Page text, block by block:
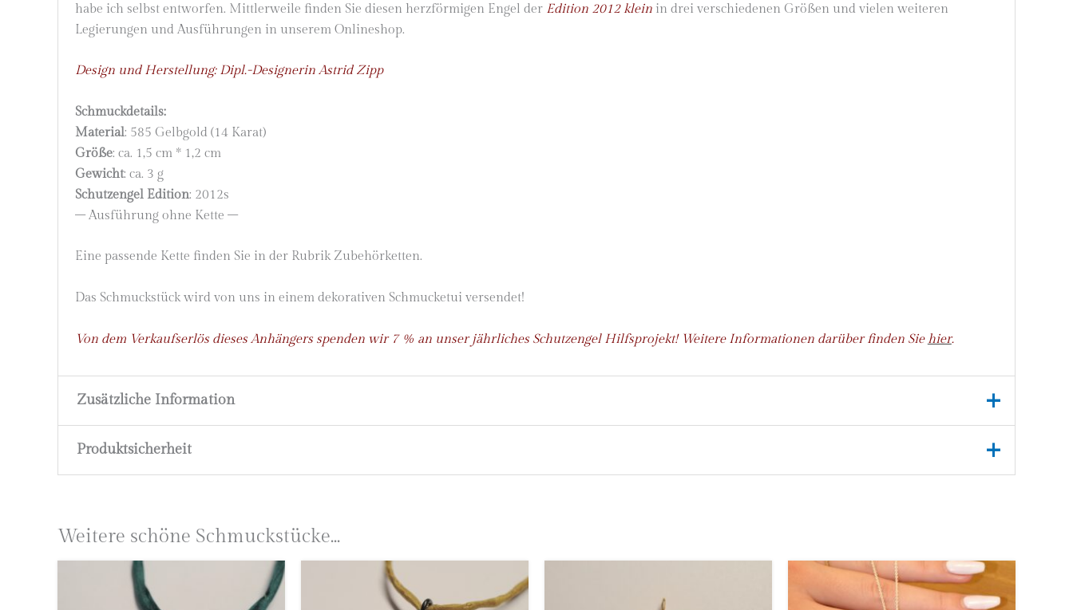
habe ich selbst entworfen. Mittlerweile finden Sie diesen herzförmigen Engel der Edition 2012 kleinin drei verschiedenen Größen und vielen weiteren
Legierungen und Ausführungen in unserem Onlineshop.
Design und Herstellung: Dipl.-Designerin Astrid Zipp
Schmuckdetails:
Material: 585 Gelbgold (14 Karat)
Größe: ca. 1,5 cm * 1,2 cm
Gewicht: ca. 3 g
Schutzengel Edition: 2012s
– Ausführung ohne Kette –
Eine passende Kette finden Sie in der Rubrik Zubehörketten.
Das Schmuckstück wird von uns in einem dekorativen Schmucketui versendet!
Von dem Verkaufserlös dieses Anhängers spenden wir 7 % an unser jährliches Schutzengel Hilfsprojekt! Weitere Informationen darüber finden Sie hier.
Zusätzliche Information
Gewicht
Marke höllwerk
Schutzengel
Edition `12 klein
Produktsicherheit
höllwerk
Kleingemünder Straße 12
69118 Heidelberg
Deutschland
Weitere schöne Schmuckstücke...